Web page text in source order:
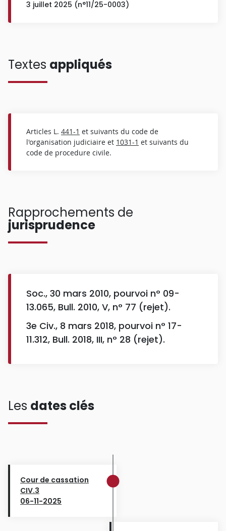
3 juillet 2025 (n°11/25-0003)
Textes appliqués
Articles L. 441-1 et suivants du code de
l'organisation judiciaire et 1031-1 et suivants du
code de procedure civile.
Rapprochements de
jurisprudence
Soc., 30 mars 2010, pourvoi n° 09-
13.065, Bull. 2010, V, n° 77 (rejet).
3e Civ., 8 mars 2018, pourvoi n° 17-
11.312, Bull. 2018, III, n° 28 (rejet).
Les dates clés
Cour de cassation
CIV.3
06-11-2025